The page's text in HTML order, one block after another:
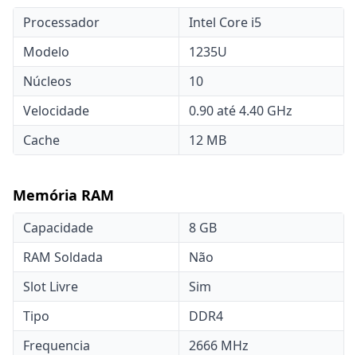
Processador
Intel Core i5
Modelo
1235U
Núcleos
10
Velocidade
0.90 até 4.40 GHz
Cache
12 MB
Memória RAM
Capacidade
8 GB
RAM Soldada
Não
Slot Livre
Sim
Tipo
DDR4
Frequencia
2666 MHz